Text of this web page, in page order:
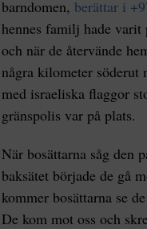
barndomen, berättar i
hennes familj hade varit
och när de återvände
några kilometer söderut
med israeliska flaggor
gränspolis var på plats.
När bosättarna såg den
baksätet började de gå
kommer bosättarna se
De kom mot oss och